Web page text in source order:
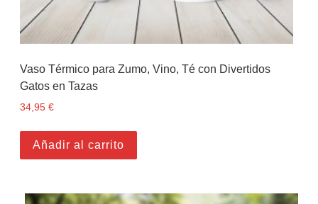
Vaso Térmico para Zumo, Vino, Té con Divertidos
Gatos en Tazas
34,95 €
Añadir al carrito